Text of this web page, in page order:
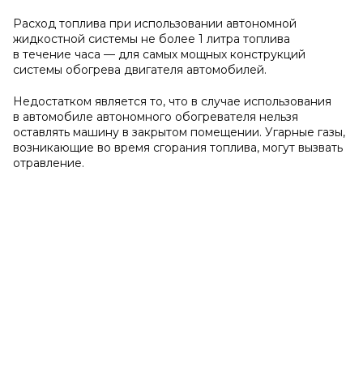
Расход топлива при использовании автономной
жидкостной системы не более 1 литра топлива
в течение часа — для самых мощных конструкций
системы обогрева двигателя автомобилей.
Недостатком является то, что в случае использования
в автомобиле автономного обогревателя нельзя
оставлять машину в закрытом помещении. Угарные газы,
возникающие во время сгорания топлива, могут вызвать
отравление.